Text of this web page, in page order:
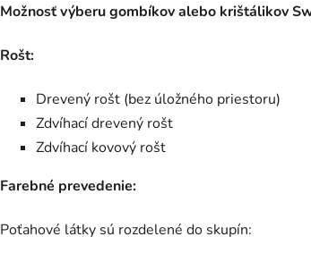
Možnosť výberu gombíkov alebo krištálikov
Rošt:
Drevený rošt (bez úložného priestoru)
Zdvíhací drevený rošt
Zdvíhací kovový rošt
Farebné prevedenie:
Poťahové látky sú rozdelené do skupín: